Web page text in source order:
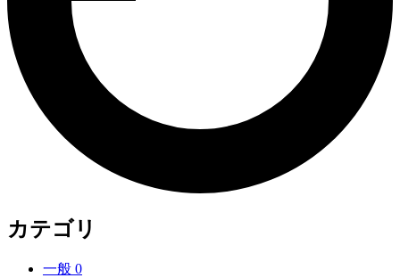
カテゴリ
一般 0